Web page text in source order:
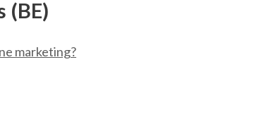
(BE)
marketing?